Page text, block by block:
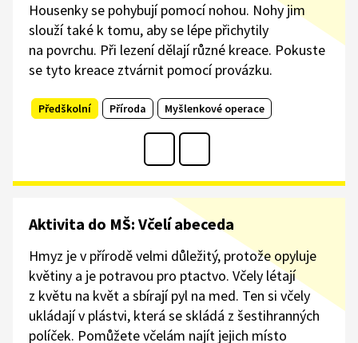
Housenky se pohybují pomocí nohou. Nohy jim
slouží také k tomu, aby se lépe přichytily
na povrchu. Při lezení dělají různé kreace. Pokuste
se tyto kreace ztvárnit pomocí provázku.
Předškolní Příroda Myšlenkové operace
Aktivita do MŠ: Včelí abeceda
Hmyz je v přírodě velmi důležitý, protože opyluje
květiny a je potravou pro ptactvo. Včely létají
z květu na květ a sbírají pyl na med. Ten si včely
ukládají v plástvi, která se skládá z šestihranných
políček. Pomůžete včelám najít jejich místo